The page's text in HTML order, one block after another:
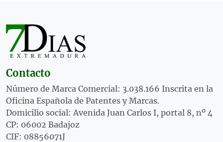
Contacto
Número de Marca Comercial: 3.038.166 Inscrita en la
Oficina Española de Patentes y Marcas.
Domicilio social: Avenida Juan Carlos I, portal 8, nº 4
CP: 06002 Badajoz
CIF: 08856071J